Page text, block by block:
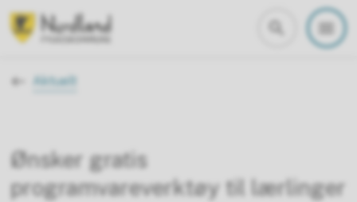
Du er her:
Aktuelt
Ønsker gratis
programvareverktøy til lærlinger